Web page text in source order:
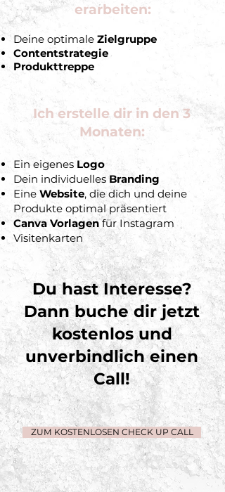
erarbeiten:
Deine optimale Zielgruppe
Contentstrategie
Produkttreppe
Ich erstelle dir in den 3
Monaten:
Ein eigenes Logo
Dein individuellesBranding
Eine Website, die dich und deine
Produkte optimal präsentiert
Canva Vorlagenfür Instagram
Visitenkarten
ZUM KOSTENLOSEN CHECK UP CALL
Du hast Interesse?
Dann buche dir jetzt
kostenlos und
unverbindlich einen
Call!